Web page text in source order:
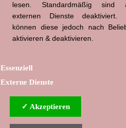
lesen. Standardmäßig sind
externen Dienste deaktiviert.
können diese jedoch nach
aktivieren & deaktivieren.
Essenziell
Externe Dienste
✓ Akzeptieren